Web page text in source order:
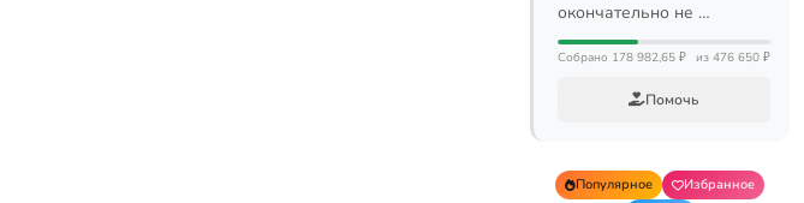
окончательно не …
Собрано 178 982,65 ₽ из 476 650 ₽
Помочь
Популярное
Избранное